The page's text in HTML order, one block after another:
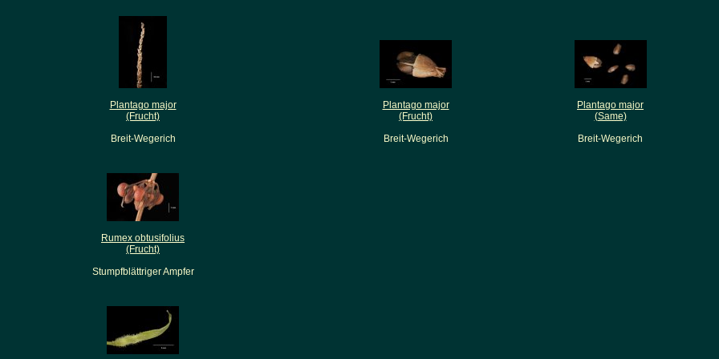
Plantago major
(Frucht)
Breit-Wegerich
Plantago major
(Frucht)
Breit-Wegerich
Plantago major
(Same)
Breit-Wegerich
Rumex obtusifolius
(Frucht)
Stumpfblättriger Ampfer